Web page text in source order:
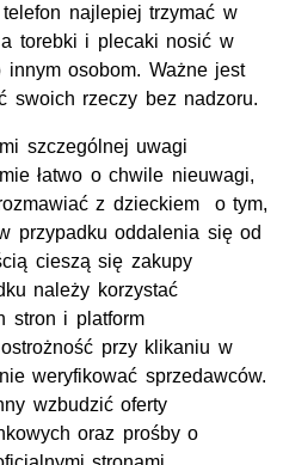
najlepiej trzymać w
torebki i plecaki nosić w
osobom. Ważne jest
swoich rzeczy bez nadzoru.
szczególnej uwagi
łatwo o chwile nieuwagi,
z dzieckiem o tym,
przypadku oddalenia się od
cieszą się zakupy
należy korzystać
stron i platform
przy klikaniu w
weryfikować sprzedawców.
wzbudzić oferty
oraz prośby o